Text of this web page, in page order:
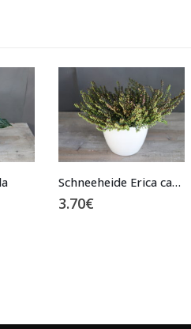
Scheinbeere Gaultheria
4.20€